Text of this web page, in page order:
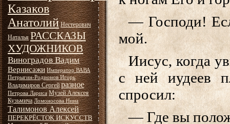
Казаков
Анатолий Нестерович
Наталья РАССКАЗЫ
ХУДОЖНИКОВ
Виноградов Вадим
Вернисажи Император ВАВА
Петрыгин-Родионов Игорь
Владимиров Сергей разное
Петрова Лариса Музей Алексея
Кузьмича Ломоносова Нина
Талимонов Алексей
ПЕРЕКРЁСТОК ИСКУССТВ
— Господи!
мой.
Иисус, когда
с ней иудеев
спросил:
— Где вы